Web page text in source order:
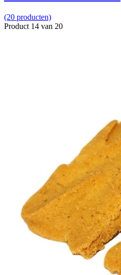
(20 producten)
Product 14 van 20